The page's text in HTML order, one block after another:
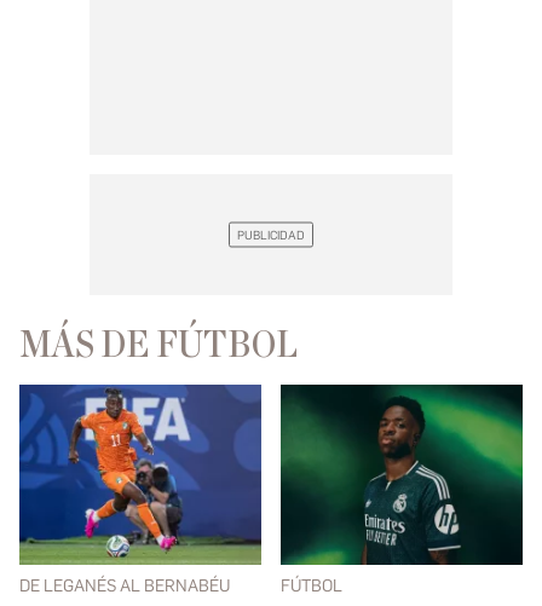
MÁS DE FÚTBOL
DE LEGANÉS AL BERNABÉU FÚTBOL